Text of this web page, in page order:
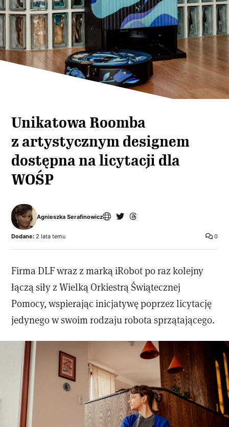
Unikatowa Roomba
z artystycznym designem
dostępna na licytacji dla
WOŚP
Agnieszka Serafinowicz
0
Dodane: 2 lata temu
Firma DLF wraz z marką iRobot po raz kolejny
łączą siły z Wielką Orkiestrą Świątecznej
Pomocy, wspierając inicjatywę poprzez licytację
jedynego w swoim rodzaju robota sprzątającego.